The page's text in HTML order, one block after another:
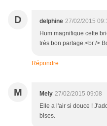
D delphine 27/02/2015
Hum magnifique cette
très bon partage.<br />
Répondre
M Mely 27/02/2015 09:08
Elle a l'air si douce !
bises.